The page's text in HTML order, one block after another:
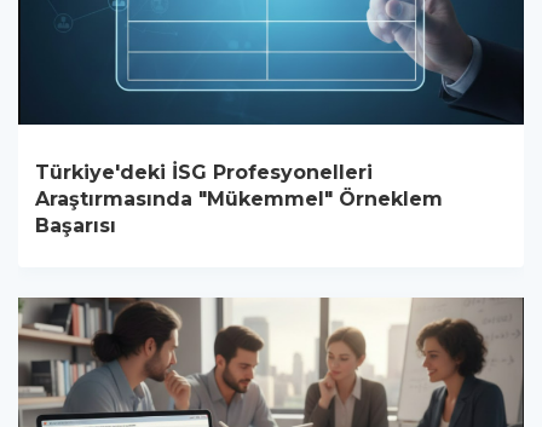
Türkiye'deki İSG Profesyonelleri
Araştırmasında "Mükemmel" Örneklem
Başarısı